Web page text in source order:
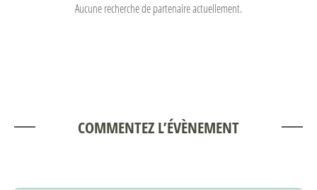
Aucune recherche de partenaire actuellement.
COMMENTEZ L’ÉVÈNEMENT